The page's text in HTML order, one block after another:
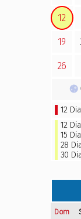
12
19
26
12
12
15
28
30
Dom